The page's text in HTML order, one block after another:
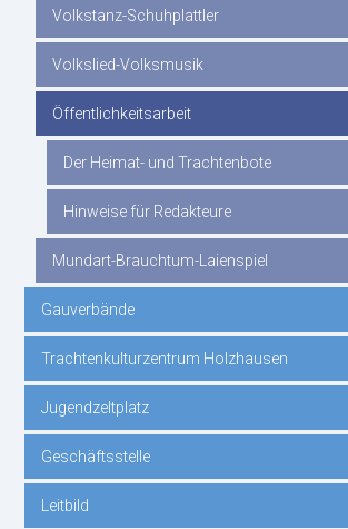
Volkstanz-Schuhplattler
Volkslied-Volksmusik
Öffentlichkeitsarbeit
Der Heimat- und Trachtenbote
Hinweise für Redakteure
Mundart-Brauchtum-Laienspiel
Gauverbände
Trachtenkulturzentrum Holzhausen
Jugendzeltplatz
Geschäftsstelle
Leitbild